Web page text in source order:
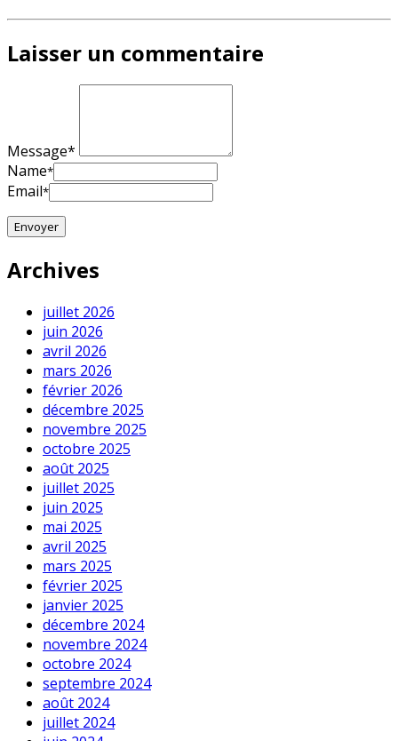
Laisser un commentaire
Message*
Name*
Email*
Archives
juillet 2026
juin 2026
avril 2026
mars 2026
février 2026
décembre 2025
novembre 2025
octobre 2025
août 2025
juillet 2025
juin 2025
mai 2025
avril 2025
mars 2025
février 2025
janvier 2025
décembre 2024
novembre 2024
octobre 2024
septembre 2024
août 2024
juillet 2024